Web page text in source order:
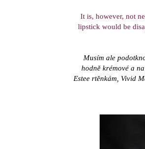
It is, however, not
lipstick would be
Musím ale
hodně krémové a
Estee rtěnkám, Vivid